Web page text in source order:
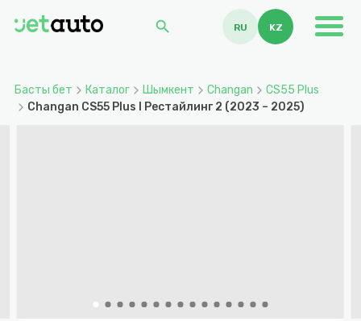
search RU KZ
Басты бет Каталог Шымкент Changan
CS55 Plus
Changan CS55 Plus I Рестайлинг 2 (2023 – 2025)